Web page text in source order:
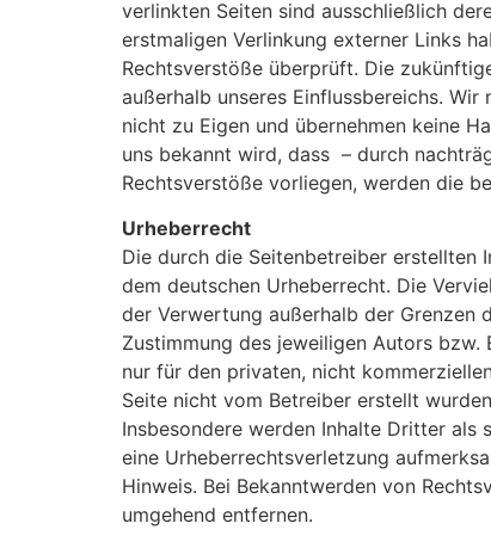
verlinkten Seiten sind ausschließlich
erstmaligen Verlinkung externer Links
Rechtsverstöße überprüft. Die
außerhalb unseres Einflussbereichs.
nicht zu Eigen und übernehmen keine
uns bekannt wird, dass – durch
Rechtsverstöße vorliegen, werden die
Urheberrecht
Die durch die Seitenbetreiber erstellten
dem deutschen Urheberrecht. Die
der Verwertung außerhalb der Grenzen
Zustimmung des jeweiligen Autors bzw.
nur für den privaten, nicht
Seite nicht vom Betreiber erstellt
Insbesondere werden Inhalte Dritter
eine Urheberrechtsverletzung
Hinweis. Bei Bekanntwerden von
umgehend entfernen.